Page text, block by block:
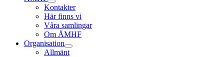
Kontakter
Här finns vi
Våra samlingar
Om ÅMHF
Organisation
Allmänt